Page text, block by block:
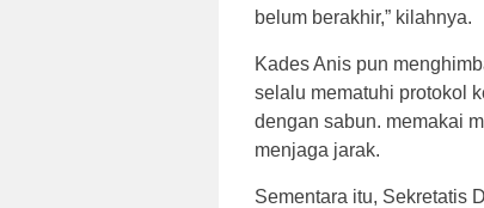
belum berakhir,” kilahnya.
Kades Anis pun
selalu mematuhi protokol
dengan sabun. memakai
menjaga jarak.
Sementara itu, Sekretatis